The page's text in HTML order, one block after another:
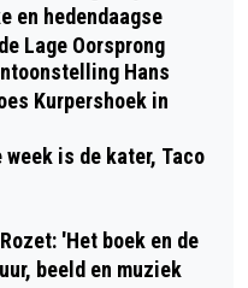
en hedendaagse
Lage Oorsprong
Hans
Kurpershoek in
is de kater, Taco
'Het boek en de
beeld en muziek